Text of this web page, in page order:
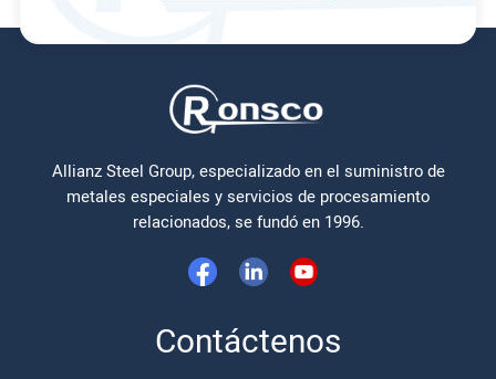
Allianz Steel Group, especializado en el suministro de
metales especiales y servicios de procesamiento
relacionados, se fundó en 1996.
Contáctenos